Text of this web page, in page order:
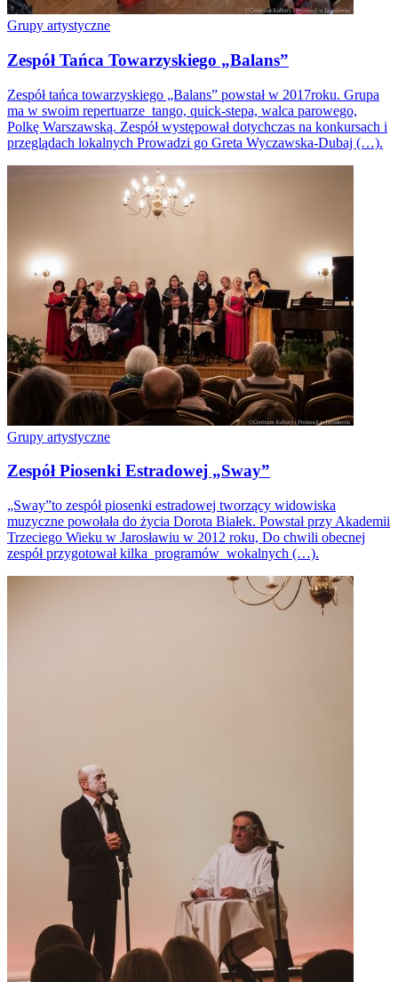
Grupy artystyczne
Zespół Tańca Towarzyskiego „Balans”
Zespół tańca towarzyskiego „Balans” powstał w 2017roku. Grupa
ma w swoim repertuarze tango, quick-stepa, walca parowego,
Polkę Warszawską. Zespół występował dotychczas na konkursach i
przeglądach lokalnych Prowadzi go Greta Wyczawska-Dubaj (…).
Grupy artystyczne
Zespół Piosenki Estradowej „Sway”
„Sway”to zespół piosenki estradowej tworzący widowiska
muzyczne powołała do życia Dorota Białek. Powstał przy Akademii
Trzeciego Wieku w Jarosławiu w 2012 roku, Do chwili obecnej
zespół przygotował kilka programów wokalnych (…).